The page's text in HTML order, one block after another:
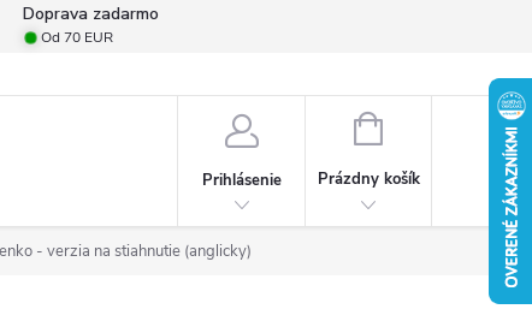
Doprava zadarmo
Od 70 EUR
Prihlásenie
NÁKUPNÝ
Prázdny košík
- verzia na stiahnutie (anglicky)